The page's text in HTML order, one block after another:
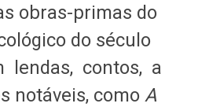
obras-primas do
do século
lendas, contos, a
notáveis, como A